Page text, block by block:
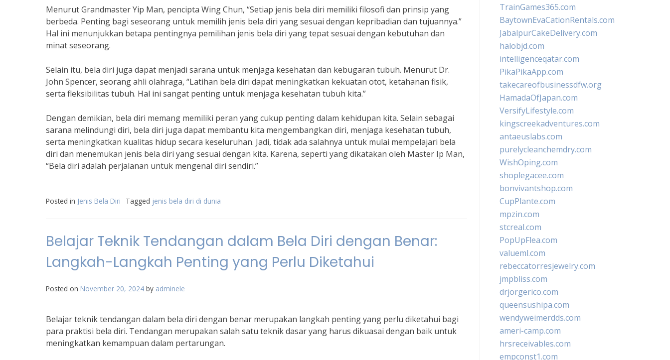
Menurut Grandmaster Yip Man, pencipta Wing Chun, “Setiap jenis bela diri memiliki filosofi dan prinsip yang
berbeda. Penting bagi seseorang untuk memilih jenis bela diri yang sesuai dengan kepribadian dan tujuannya.”
Hal ini menunjukkan betapa pentingnya pemilihan jenis bela diri yang tepat sesuai dengan kebutuhan dan
minat seseorang.
Selain itu, bela diri juga dapat menjadi sarana untuk menjaga kesehatan dan kebugaran tubuh. Menurut Dr.
John Spencer, seorang ahli olahraga, “Latihan bela diri dapat meningkatkan kekuatan otot, ketahanan fisik,
serta fleksibilitas tubuh. Hal ini sangat penting untuk menjaga kesehatan tubuh kita.”
Dengan demikian, bela diri memang memiliki peran yang cukup penting dalam kehidupan kita. Selain sebagai
sarana melindungi diri, bela diri juga dapat membantu kita mengembangkan diri, menjaga kesehatan tubuh,
serta meningkatkan kualitas hidup secara keseluruhan. Jadi, tidak ada salahnya untuk mulai mempelajari bela
diri dan menemukan jenis bela diri yang sesuai dengan kita. Karena, seperti yang dikatakan oleh Master Ip Man,
“Bela diri adalah perjalanan untuk mengenal diri sendiri.”
Posted in Jenis Bela Diri Tagged jenis bela diri di dunia
Belajar Teknik Tendangan dalam Bela Diri dengan Benar:
Langkah-Langkah Penting yang Perlu Diketahui
Posted on November 20, 2024 by adminele
Belajar teknik tendangan dalam bela diri dengan benar merupakan langkah penting yang perlu diketahui bagi
para praktisi bela diri. Tendangan merupakan salah satu teknik dasar yang harus dikuasai dengan baik untuk
meningkatkan kemampuan dalam pertarungan.
TrainGames365.com
BaytownEvaCationRentals.com
JabalpurCakeDelivery.com
halobjd.com
intelligenceqatar.com
PikaPikaApp.com
takecareofbusinessdfw.org
HamadaOfJapan.com
VersifyLifestyle.com
kingscreekadventures.com
antaeuslabs.com
purelycleanchemdry.com
WishOping.com
shoplegacee.com
bonvivantshop.com
CupPlante.com
mpzin.com
stcreal.com
PopUpFlea.com
valueml.com
rebeccatorresjewelry.com
jmpbliss.com
drjorgerico.com
queensushipa.com
wendyweimerdds.com
ameri-camp.com
hrsreceivables.com
empconst1.com